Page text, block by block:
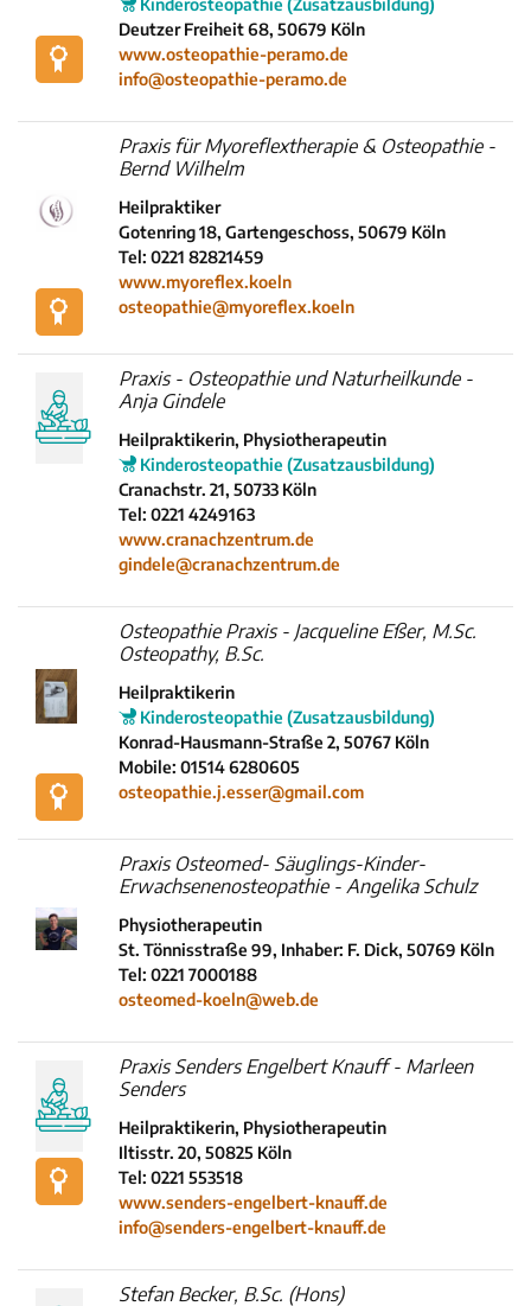
Kinderosteopathie (Zusatzausbildung)
Deutzer Freiheit 68, 50679 Köln
www.osteopathie-peramo.de
info@osteopathie-peramo.de
Praxis für Myoreflextherapie & Osteopathie -
Bernd Wilhelm
Heilpraktiker
Gotenring 18, Gartengeschoss, 50679 Köln
Tel: 0221 82821459
www.myoreflex.koeln
osteopathie@myoreflex.koeln
Praxis - Osteopathie und Naturheilkunde -
Anja Gindele
Heilpraktikerin, Physiotherapeutin
Kinderosteopathie (Zusatzausbildung)
Cranachstr. 21, 50733 Köln
Tel: 0221 4249163
www.cranachzentrum.de
gindele@cranachzentrum.de
Osteopathie Praxis - Jacqueline Eßer, M.Sc.
Osteopathy, B.Sc.
Heilpraktikerin
Kinderosteopathie (Zusatzausbildung)
Konrad-Hausmann-Straße 2, 50767 Köln
Mobile: 01514 6280605
osteopathie.j.esser@gmail.com
Praxis Osteomed- Säuglings-Kinder-
Erwachsenenosteopathie - Angelika Schulz
Physiotherapeutin
St. Tönnisstraße 99, Inhaber: F. Dick, 50769 Köln
Tel: 0221 7000188
osteomed-koeln@web.de
Praxis Senders Engelbert Knauff - Marleen
Senders
Heilpraktikerin, Physiotherapeutin
Iltisstr. 20, 50825 Köln
Tel: 0221 553518
www.senders-engelbert-knauff.de
info@senders-engelbert-knauff.de
Stefan Becker, B.Sc. (Hons)